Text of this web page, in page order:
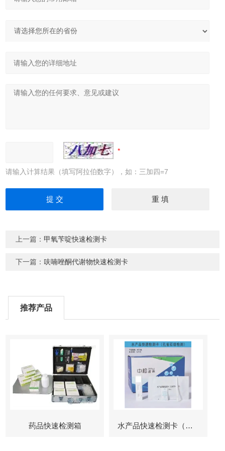
请输入计算结果（填写阿拉伯数字），如：三加四=7
上一篇： 甲氧苄啶快速检测卡
下一篇： 呋喃唑酮代谢物快速检测卡
推荐产品
药品快速检测箱 水产品快速检测卡（孔雀石绿检测）